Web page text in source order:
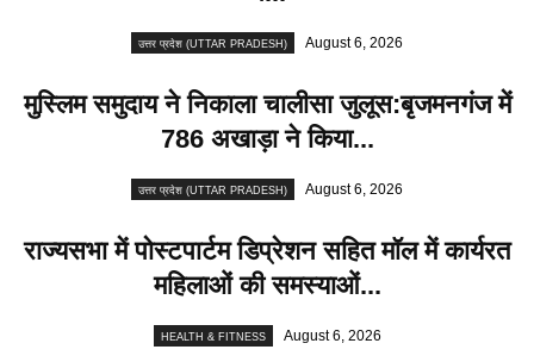
उत्तर प्रदेश (UTTAR PRADESH) August 6, 2026
मुस्लिम समुदाय ने निकाला चालीसा जुलूस:बृजमनगंज में
786 अखाड़ा ने किया...
उत्तर प्रदेश (UTTAR PRADESH) August 6, 2026
राज्यसभा में पोस्टपार्टम डिप्रेशन सहित मॉल में कार्यरत
महिलाओं की समस्याओं...
HEALTH & FITNESS August 6, 2026